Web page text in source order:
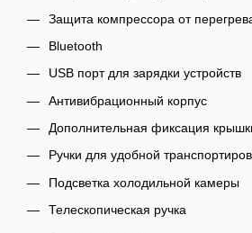
Защита компрессора от
Bluetooth
USB порт для зарядки устройств
Антивибрационный корпус
Дополнительная фиксация
Ручки для удобной
Подсветка холодильной камеры
Телескопическая ручка